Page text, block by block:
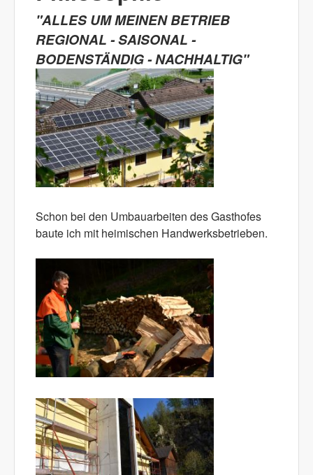
"ALLES UM MEINEN BETRIEB
REGIONAL - SAISONAL -
BODENSTÄNDIG - NACHHALTIG"
Schon bei den Umbauarbeiten des Gasthofes
baute ich mit heimischen Handwerksbetrieben.